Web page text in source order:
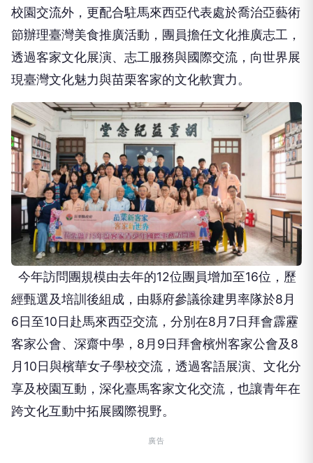
校園交流外，更配合駐馬來西亞代表處於喬治亞藝術
節辦理臺灣美食推廣活動，團員擔任文化推廣志工，
透過客家文化展演、志工服務與國際交流，向世界展
現臺灣文化魅力與苗栗客家的文化軟實力。
今年訪問團規模由去年的12位團員增加至16位，歷
經甄選及培訓後組成，由縣府參議徐建男率隊於8 月
6日至10日赴馬來西亞交流，分別在8 月7日拜會霹靂
客家公會、深齋中學， 8 月 9日拜會檳州客家公會及8
月 10日與檳華女子學校交流，透過客語展演、文化分
享及校園互動，深化臺馬客家文化交流，也讓青年在
跨文化互動中拓展國際視野。
廣告